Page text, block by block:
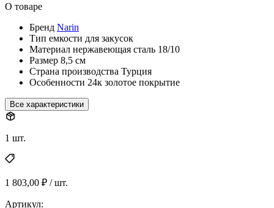
О товаре
Бренд Narin
Тип емкости для закусок
Материал нержавеющая сталь 18/10
Размер 8,5 см
Страна производства Турция
Особенности 24к золотое покрытие
Все характеристики
1 шт.
1 803,00 ₽ / шт.
Артикул: